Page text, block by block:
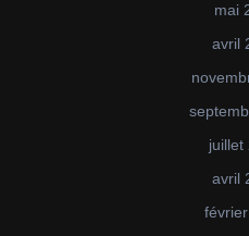
mai
avril
juillet
avril